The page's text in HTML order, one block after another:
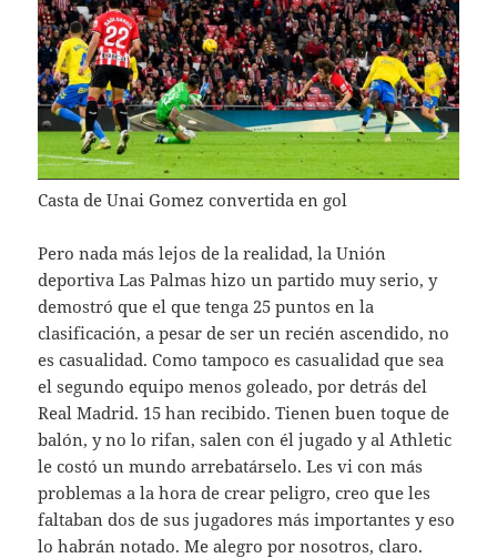
Casta de Unai Gomez convertida en gol
Pero nada más lejos de la realidad, la Unión
deportiva Las Palmas hizo un partido muy serio, y
demostró que el que tenga 25 puntos en la
clasificación, a pesar de ser un recién ascendido, no
es casualidad. Como tampoco es casualidad que sea
el segundo equipo menos goleado, por detrás del
Real Madrid. 15 han recibido. Tienen buen toque de
balón, y no lo rifan, salen con él jugado y al Athletic
le costó un mundo arrebatárselo. Les vi con más
problemas a la hora de crear peligro, creo que les
faltaban dos de sus jugadores más importantes y eso
lo habrán notado. Me alegro por nosotros, claro.